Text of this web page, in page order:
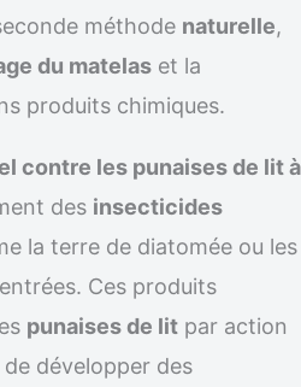
méthode naturelle,
du matelas et la
produits chimiques.
contre les punaises de lit à
des insecticides
la terre de diatomée ou les
Ces produits
punaises de lit par action
développer des